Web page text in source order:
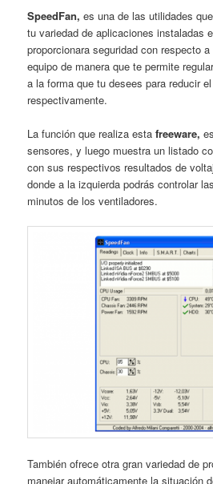
SpeedFan,es una de las utilidades
tu variedad de aplicaciones instaladas
proporcionara seguridad con respecto
equipo de manera que te permite
a la forma que tu desees para reducir
respectivamente.
La función que realiza estafreeware,
sensores, y luego muestra un listado
con sus respectivos resultados de
donde a la izquierda podrás controlar
minutos de los ventiladores.
También ofrece otra gran variedad de
manejar automáticamente la situación